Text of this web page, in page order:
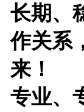
长期、
作关系
来！
专业、